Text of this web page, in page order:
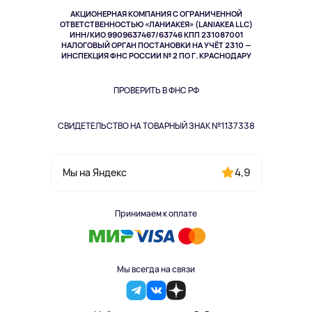
АКЦИОНЕРНАЯ КОМПАНИЯ С ОГРАНИЧЕННОЙ
ОТВЕТСТВЕННОСТЬЮ «ЛАНИАКЕЯ» (LANIAKEA LLC)
ИНН/КИО 9909637467/63746 КПП 231087001
НАЛОГОВЫЙ ОРГАН ПОСТАНОВКИ НА УЧЁТ 2310 —
ИНСПЕКЦИЯ ФНС РОССИИ № 2 ПО Г. КРАСНОДАРУ
ПРОВЕРИТЬ В ФНС РФ
СВИДЕТЕЛЬСТВО НА ТОВАРНЫЙ ЗНАК №1137338
Мы на Яндекс 4,9
Принимаем к оплате
Мы всегда на связи
Здоровье питомцев
Одежда и аксессуары